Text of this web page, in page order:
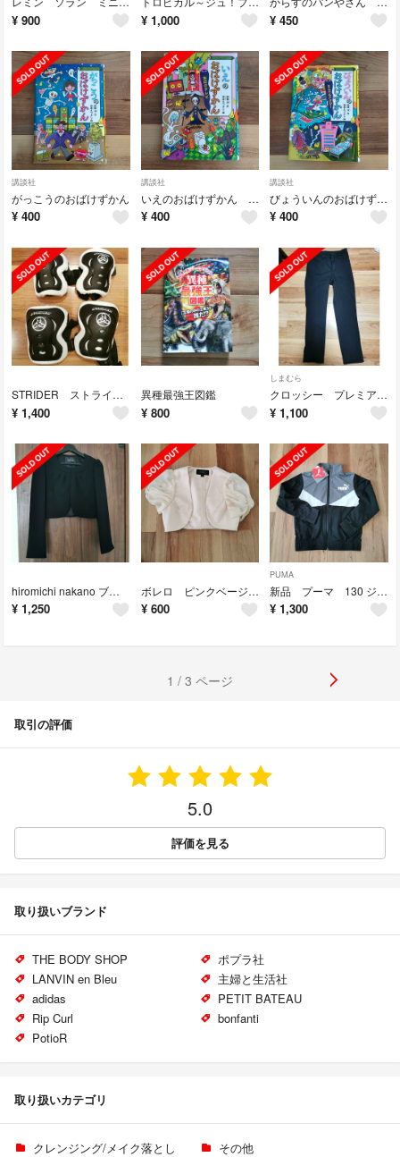
¥ 900 ¥ 1,000 ¥ 450
講談社
がっこうのおばけずかん
¥ 400
講談社
いえのおばけずかん おばけテレビ
¥ 400
講談社
びょういんのおばけずかん なんでもドクター
¥ 400
STRIDER ストライダー子供用 プロテクター
¥ 1,400
異種最強王図鑑
¥ 800
しまむら
クロッシー プレミアム しまむら 黒 スキニーパンツ
¥ 1,100
hiromichi nakano ブラックフォーマル ジャケット 7号
¥ 1,250
ボレロ ピンクベージュ Sサイズ 結婚式
¥ 600
PUMA
新品 プーマ 130 ジャージ 男の子
¥ 1,300
1 / 3 ページ
取引の評価
5.0
評価を見る
取り扱いブランド
THE BODY SHOP
ポプラ社
LANVIN en Bleu
主婦と生活社
adidas
PETIT BATEAU
Rip Curl
bonfanti
PotioR
取り扱いカテゴリ
クレンジング/メイク落とし
その他